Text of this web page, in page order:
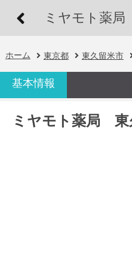
ミヤモト薬
ホーム 東京都 東久留米市
基本情報
ミヤモト薬局 東